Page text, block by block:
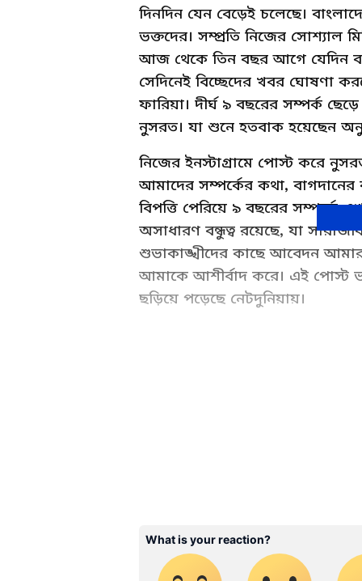
দিনদিন যেন বেড়েই চলেছে।
ভক্তদের। সম্প্রতি নিজের সোশ্যাল
আজ থেকে তিন বছর আগে যেদিন
সেদিনেই বিচ্ছেদের খবর ঘোষণা
ফারিয়া। দীর্ঘ ৯ বছরের সম্পর্ক
নুসরত। যা শুনে হতবাক হয়েছেন
নিজের ইনস্টাগ্রামে পোস্ট করে
আমাদের সম্পর্কের কথা,
বিপত্তি পেরিয়ে ৯ বছরের সম্পর্কে
অসাধারণ বন্ধুত্ব রয়েছে, যা
শুভাকাঙ্খীদের কাছে আবেদন
আমাকে আশীর্বাদ করে। এই পোস্ট
ছড়িয়ে পড়েছে নেটদুনিয়ায়।
WD Web Desk - ANB